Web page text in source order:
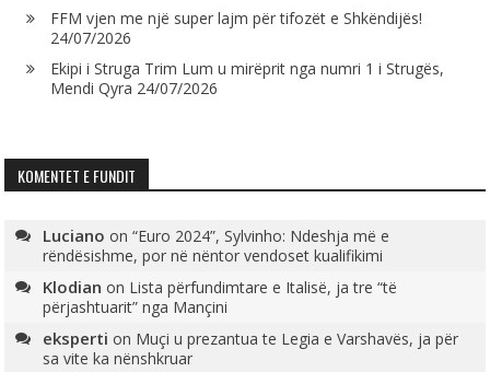
FFM vjen me një super lajm për tifozët e Shkëndijës!
24/07/2026
Ekipi i Struga Trim Lum u mirëprit nga numri 1 i Strugës,
Mendi Qyra 24/07/2026
KOMENTET E FUNDIT
Luciano on“Euro 2024”, Sylvinho: Ndeshja më e
rëndësishme, por në nëntor vendoset kualifikimi
Klodian on Lista përfundimtare e Italisë, ja tre “të
përjashtuarit” nga Mançini
eksperti on Muçi u prezantua te Legia e Varshavës, ja për
sa vite ka nënshkruar